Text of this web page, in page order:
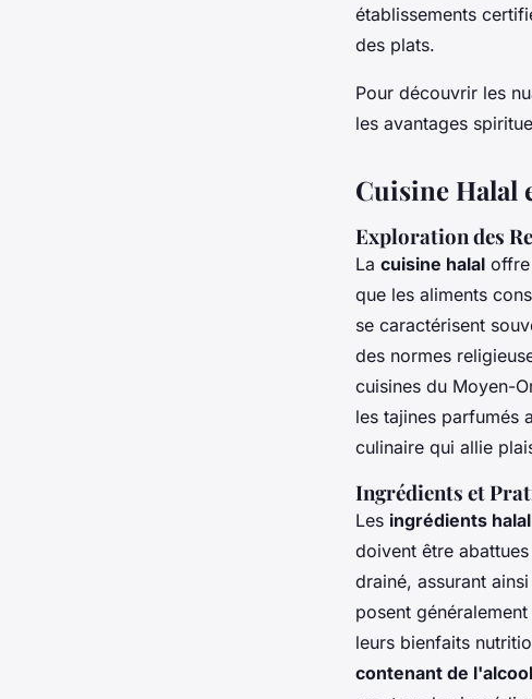
établissements
des plats.
Pour découvrir les
les avantages
Cuisine Halal
Exploration des
La cuisine halal offre
que les aliments
se caractérisent
des normes
cuisines du Moyen-
les tajines parfumés
culinaire qui allie
Ingrédients et
Les ingrédients halal
doivent être
drainé, assurant
posent
leurs bienfaits
contenant de l'alcool